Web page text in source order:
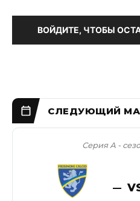
ВОЙДИТЕ, ЧТОБЫ
Серия А -